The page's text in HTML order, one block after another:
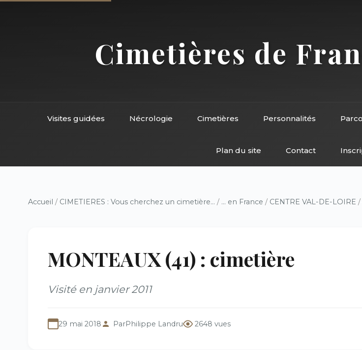
Cimetières de
Visites guidées Nécrologie Cimetières Personnalités
Plan du site Contact
Accueil / CIMETIERES : Vous cherchez un cimetière... / ... en France / CENTRE VAL-DE-LOIRE /
MONTEAUX (41) : cimetière
Visité en janvier 2011
29 mai 2018 ParPhilippe Landru 2648 vues